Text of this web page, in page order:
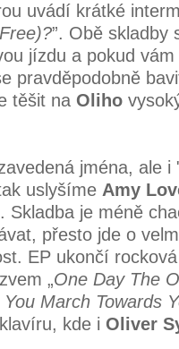
uvádí krátké
”. Obě skladby
jízdu a pokud
pravděpodobně
těšit na Oliho
jména, ale i
uslyšíme Amy
. Skladba je méně
přesto jde o
EP ukončí
„One Day The
March Towards
kde i Oliver